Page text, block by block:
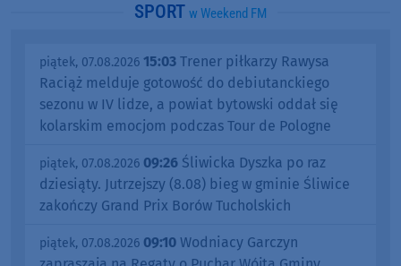
SPORT w Weekend FM
piątek, 07.08.2026 15:03 Trener piłkarzy Rawysa
Raciąż melduje gotowość do debiutanckiego
sezonu w IV lidze, a powiat bytowski oddał się
kolarskim emocjom podczas Tour de Pologne
piątek, 07.08.2026 09:26 Śliwicka Dyszka po raz
dziesiąty. Jutrzejszy (8.08) bieg w gminie Śliwice
zakończy Grand Prix Borów Tucholskich
piątek, 07.08.2026 09:10 Wodniacy Garczyn